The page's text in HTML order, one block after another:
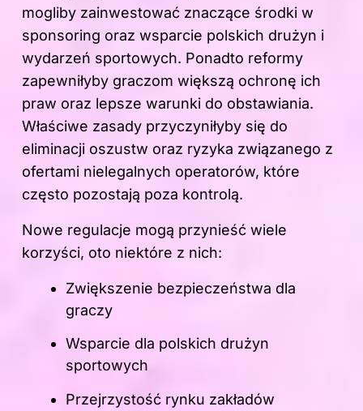
mogliby zainwestować znaczące środki w
sponsoring oraz wsparcie polskich drużyn i
wydarzeń sportowych. Ponadto reformy
zapewniłyby graczom większą ochronę ich
praw oraz lepsze warunki do obstawiania.
Właściwe zasady przyczyniłyby się do
eliminacji oszustw oraz ryzyka związanego z
ofertami nielegalnych operatorów, które
często pozostają poza kontrolą.
Nowe regulacje mogą przynieść wiele
korzyści, oto niektóre z nich:
Zwiększenie bezpieczeństwa dla
graczy
Wsparcie dla polskich drużyn
sportowych
Przejrzystość rynku zakładów